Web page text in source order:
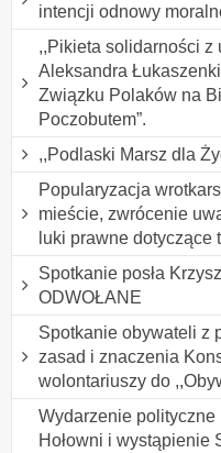
intencji odnowy
,,Pikieta solidarności z
Aleksandra
Związku Polaków na
Poczobutem”.
,,Podlaski Marsz dla
Popularyzacja
mieście, zwrócenie
luki prawne dotyczące
Spotkanie posła
ODWOŁANE
Spotkanie obywateli z
zasad i znaczenia
wolontariuszy do
Wydarzenie
Hołowni i wystąpienie